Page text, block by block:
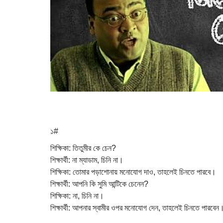
১#
শিক্ষিকা: তিতুমীর কে চেন?
শিক্ষার্থী: না ম্যাডাম, চিনি না।
শিক্ষিকা: তোমার পড়াশোনায় মনোযোগ দাও, তাহলেই চিনতে পারবে।
শিক্ষার্থী: আপনি কি সুমি আন্টিকে চেনেন?
শিক্ষিকা: না, চিনি না।
শিক্ষার্থী: আপনার স্বামীর ওপর মনোযোগ দেন, তাহলেই চিনতে